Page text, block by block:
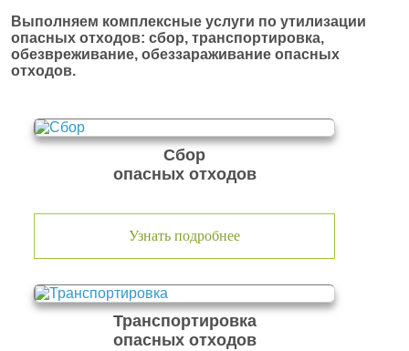
Выполняем комплексные услуги по утилизации
опасных отходов: сбор, транспортировка,
обезвреживание, обеззараживание опасных
отходов.
Сбор
опасных отходов
Узнать подробнее
Транспортировка
опасных отходов